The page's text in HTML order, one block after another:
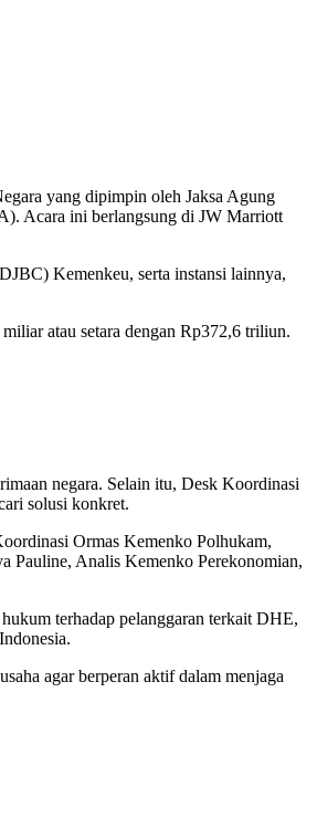
yang dipimpin oleh Jaksa Agung
Acara ini berlangsung di JW Marriott
Kemenkeu, serta instansi lainnya,
atau setara dengan Rp372,6 triliun.
negara. Selain itu, Desk Koordinasi
solusi konkret.
Ormas Kemenko Polhukam,
Pauline, Analis Kemenko Perekonomian,
terhadap pelanggaran terkait DHE,
agar berperan aktif dalam menjaga